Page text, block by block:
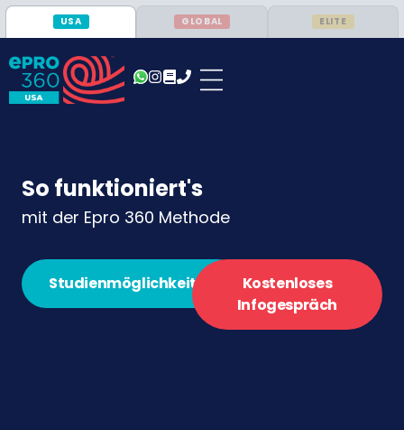
USA GLOBAL ELITE
So funktioniert's
mit der Epro 360 Methode
Studienmöglichkeiten
Kostenloses
Infogespräch